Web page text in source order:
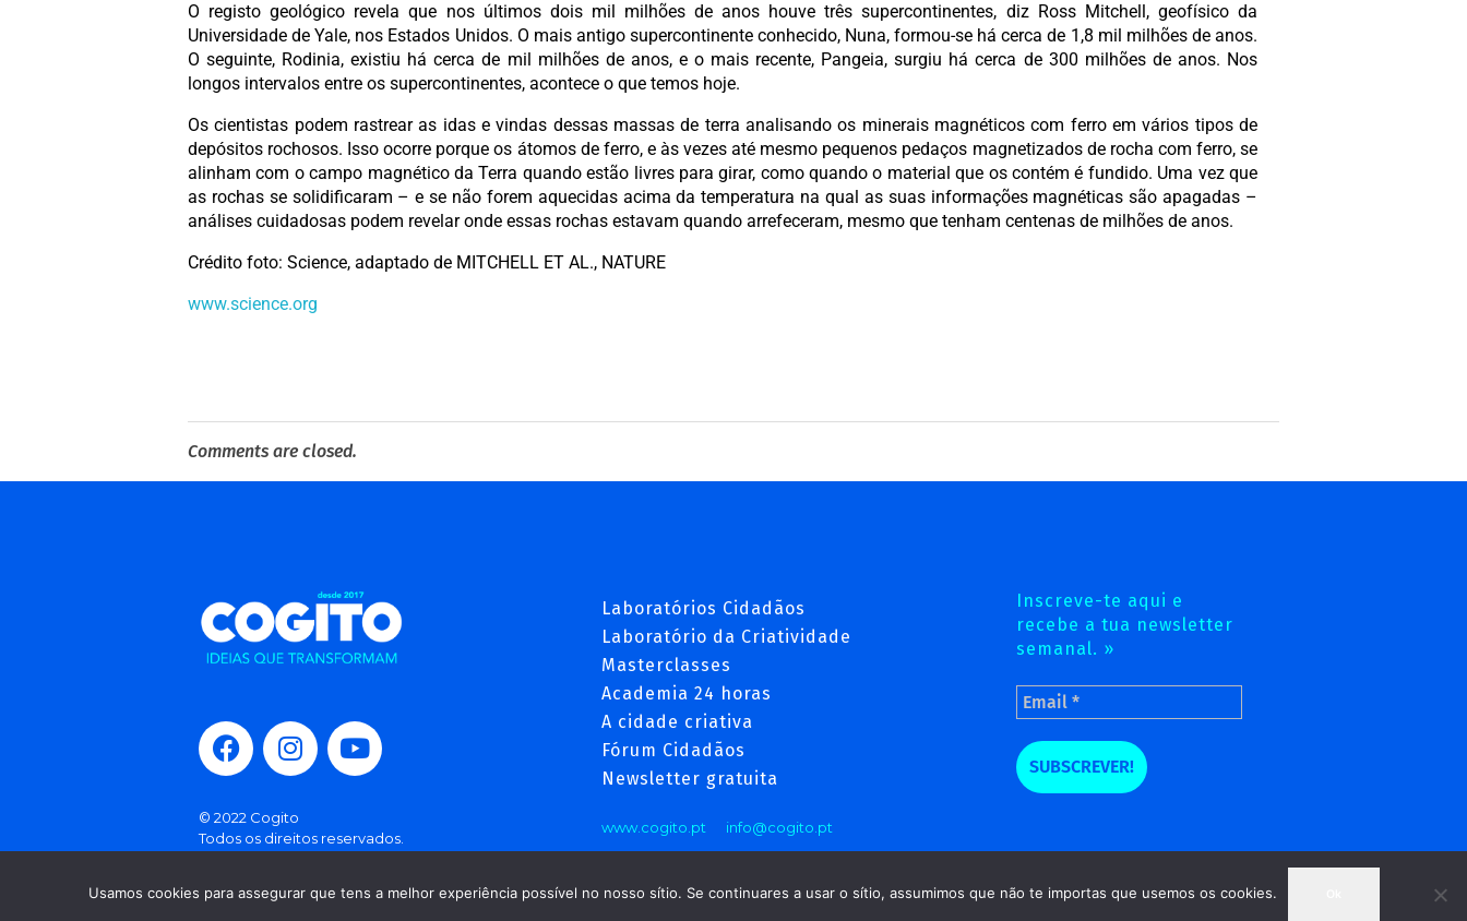
O registo geológico revela que nos últimos dois mil milhões de anos houve três supercontinentes, diz Ross Mitchell, geofísico da
Universidade de Yale, nos Estados Unidos. O mais antigo supercontinente conhecido, Nuna, formou-se há cerca de 1,8 mil milhões de anos.
O seguinte, Rodinia, existiu há cerca de mil milhões de anos, e o mais recente, Pangeia, surgiu há cerca de 300 milhões de anos. Nos
longos intervalos entre os supercontinentes, acontece o que temos hoje.
Os cientistas podem rastrear as idas e vindas dessas massas de terra analisando os minerais magnéticos com ferro em vários tipos de
depósitos rochosos. Isso ocorre porque os átomos de ferro, e às vezes até mesmo pequenos pedaços magnetizados de rocha com ferro, se
alinham com o campo magnético da Terra quando estão livres para girar, como quando o material que os contém é fundido. Uma vez que
as rochas se solidificaram – e se não forem aquecidas acima da temperatura na qual as suas informações magnéticas são apagadas –
análises cuidadosas podem revelar onde essas rochas estavam quando arrefeceram, mesmo que tenham centenas de milhões de anos.
Crédito foto: Science, adaptado de MITCHELL ET AL., NATURE
www.science.org
Comments are closed.
© 2022 Cogito
Todos os direitos reservados.
Laboratórios Cidadãos
Laboratório da Criatividade
Masterclasses
Academia 24 horas
A cidade criativa
Fórum Cidadãos
Newsletter gratuita
www.cogito.pt info@cogito.pt
Inscreve-te aqui e
recebe a tua newsletter
semanal. »
Usamos cookies para assegurar que tens a melhor experiência possível no nosso sítio. Se continuares a usar o sítio, assumimos que não te importas que usemos os cookies.